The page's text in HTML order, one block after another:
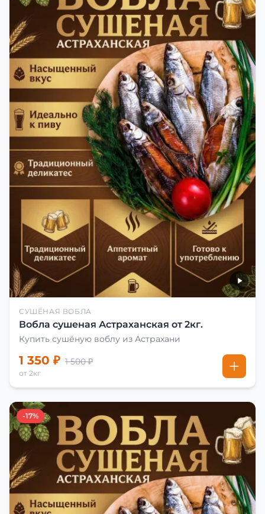
СУШЁНАЯ ВОБЛА
Вобла сушеная Астраханская от 2кг.
Купить сушёную воблу из Астрахани
1 350 ₽ 1 500 ₽
от 2кг
-17%